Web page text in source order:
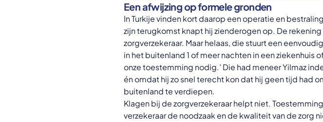
Een afwijzing op formele gronden
In Turkije vinden kort daarop een operatie en
zijn terugkomst knapt hij zienderogen op. De rekening
zorgverzekeraar. Maar helaas, die stuurt een
in het buitenland 1 of meer nachten in een
onze toestemming nodig.’ Die had meneer Yilmaz
én omdat hij zo snel terecht kon dat hij geen tijd had
buitenland te verdiepen.
Klagen bij de zorgverzekeraar helpt niet.
verzekeraar de noodzaak en de kwaliteit van de